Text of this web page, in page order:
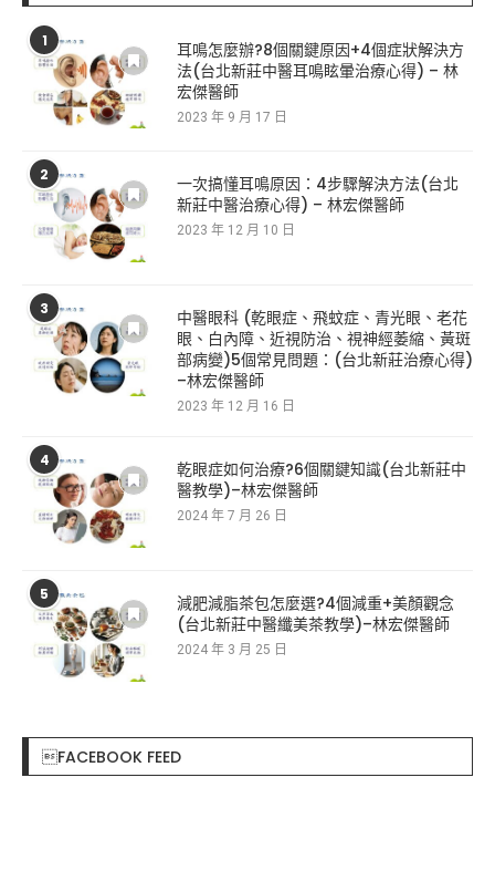
1
耳鳴怎麼辦?8個關鍵原因+4個症狀解決方
法(台北新莊中醫耳鳴眩暈治療心得) – 林
宏傑醫師
2023 年 9 月 17 日
2
一次搞懂耳鳴原因：4步驟解決方法(台北
新莊中醫治療心得) – 林宏傑醫師
2023 年 12 月 10 日
3
中醫眼科 (乾眼症、飛蚊症、青光眼、老花
眼、白內障、近視防治、視神經萎縮、黃斑
部病變)5個常見問題：(台北新莊治療心得)
–林宏傑醫師
2023 年 12 月 16 日
4
乾眼症如何治療?6個關鍵知識(台北新莊中
醫教學)–林宏傑醫師
2024 年 7 月 26 日
5
減肥減脂茶包怎麼選?4個減重+美顏觀念
(台北新莊中醫纖美茶教學)–林宏傑醫師
2024 年 3 月 25 日
FACEBOOK FEED